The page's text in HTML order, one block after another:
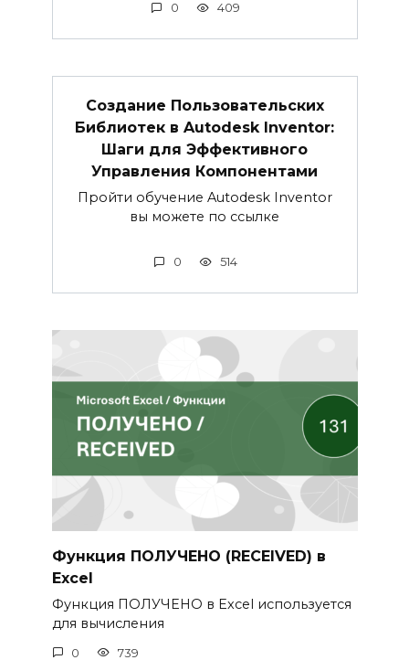
0 409
Создание Пользовательских
Библиотек в Autodesk Inventor:
Шаги для Эффективного
Управления Компонентами
Пройти обучение Autodesk Inventor
вы можете по ссылке
0 514
Функция ПОЛУЧЕНО (RECEIVED) в
Excel
Функция ПОЛУЧЕНО в Excel используется
для вычисления
0 739